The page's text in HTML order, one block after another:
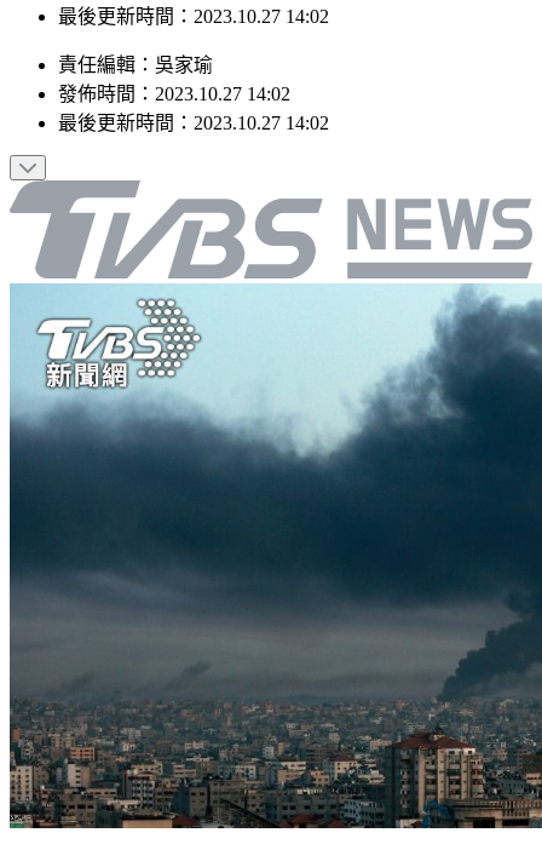
最後更新時間：2023.10.27 14:02
責任編輯 ： 吳家瑜
發佈時間： 2023.10.27 14:02
最後更新時間： 2023.10.27 14:02